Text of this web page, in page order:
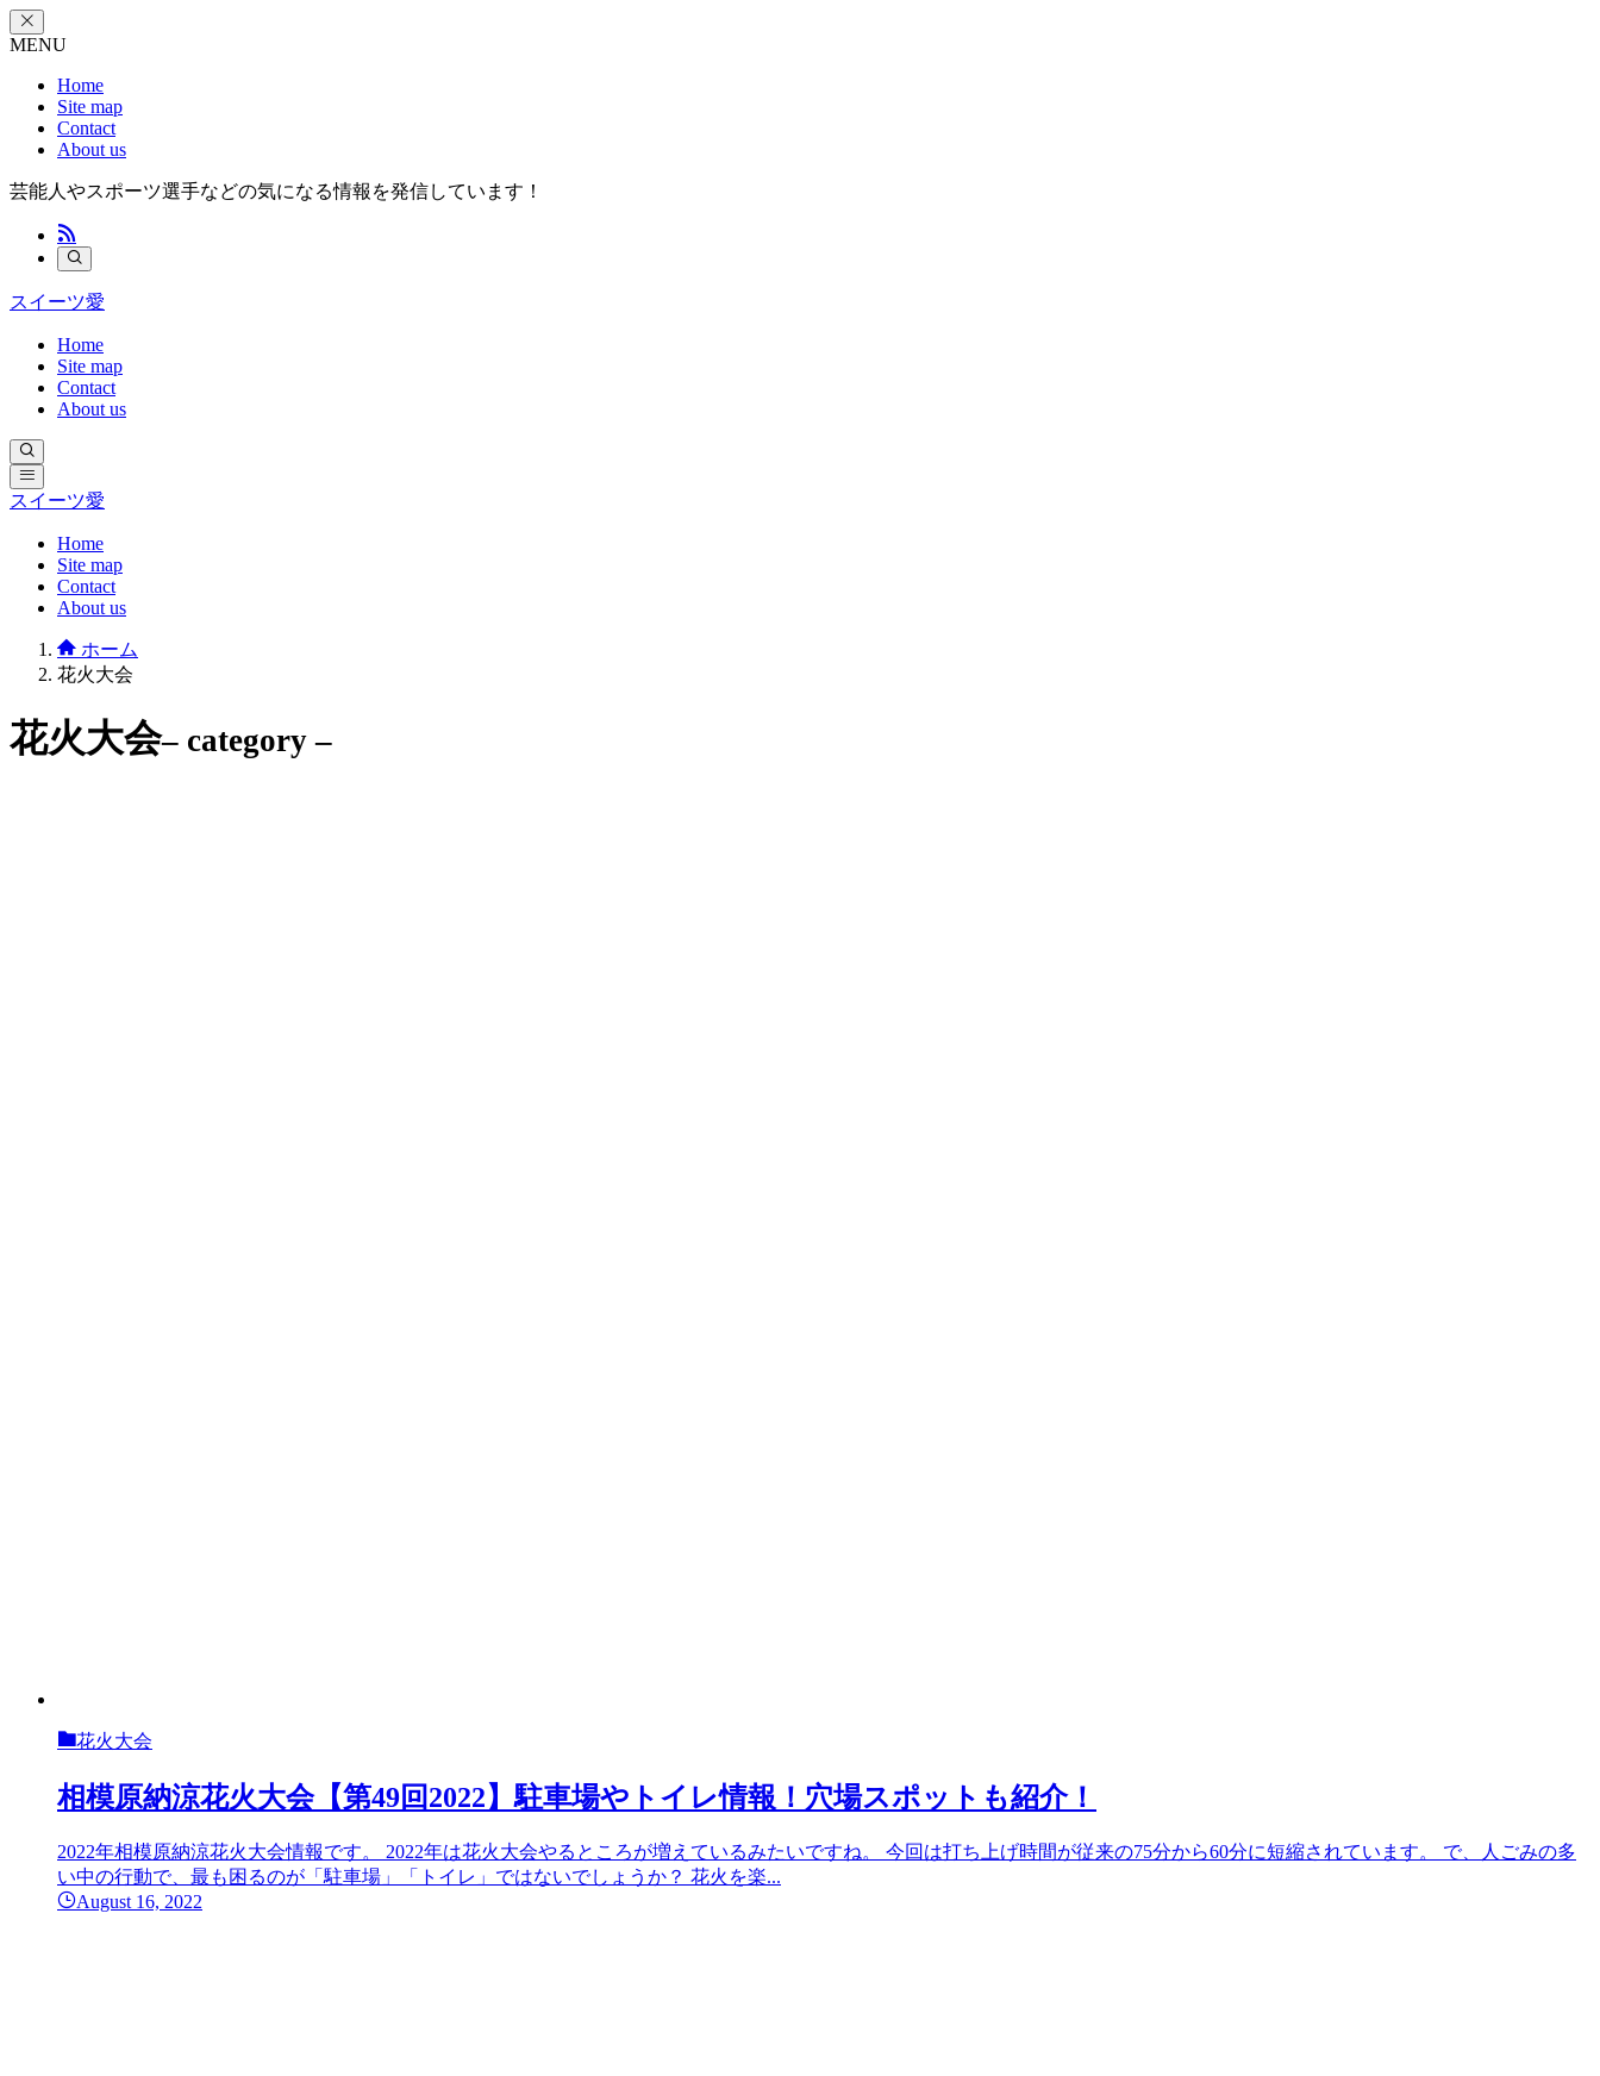
MENU
Home
Site map
Contact
About us
芸能人やスポーツ選手などの気になる情報を発信しています！
スイーツ愛
Home
Site map
Contact
About us
スイーツ愛
Home
Site map
Contact
About us
ホーム
花火大会
花火大会– category –
花火大会
相模原納涼花火大会【第49回2022】駐車場やトイレ情報！穴場スポットも紹介！
2022年相模原納涼花火大会情報です。 2022年は花火大会やるところが増えているみたいですね。 今回は打ち上げ時間が従来の75分から60分に短縮されています。 で、人ごみの多
い中の行動で、最も困るのが「駐車場」「トイレ」ではないでしょうか？ 花火を楽...
August 16, 2022